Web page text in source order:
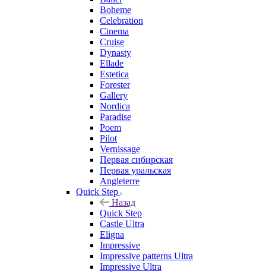
Boheme
Celebration
Cinema
Cruise
Dynasty
Ellade
Estetica
Forester
Gallery
Nordica
Paradise
Poem
Pilot
Vernissage
Первая сибирская
Первая уральская
Angleterre
Quick Step
Назад
Quick Step
Castle Ultra
Eligna
Impressive
Impressive patterns Ultra
Impressive Ultra